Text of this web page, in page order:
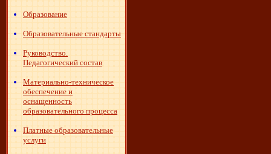
Образование
Образовательные стандарты
Руководство.
Педагогический состав
Материально-техническое
обеспечение и
оснащенность
образовательного процесса
Платные образовательные
услуги